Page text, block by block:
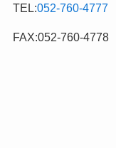
ゴ
リ
TEL:052-760-4777
FAX:052-760-4778